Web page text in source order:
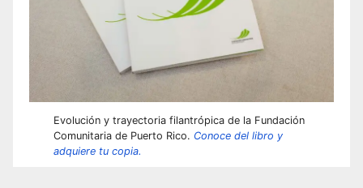
Evolución y trayectoria filantrópica de la Fundación
Comunitaria de Puerto Rico. Conoce del libro y
adquiere tu copia.